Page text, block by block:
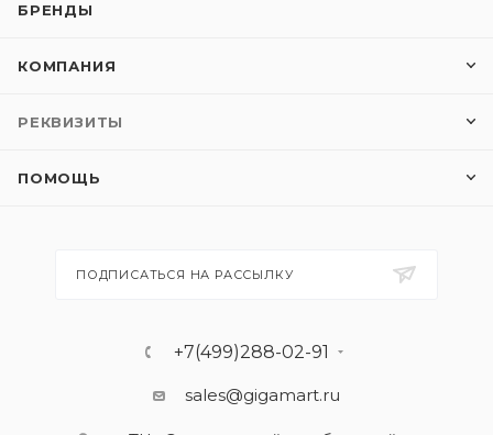
БРЕНДЫ
КОМПАНИЯ
РЕКВИЗИТЫ
ПОМОЩЬ
ПОДПИСАТЬСЯ НА РАССЫЛКУ
+7(499)288-02-91
sales@gigamart.ru